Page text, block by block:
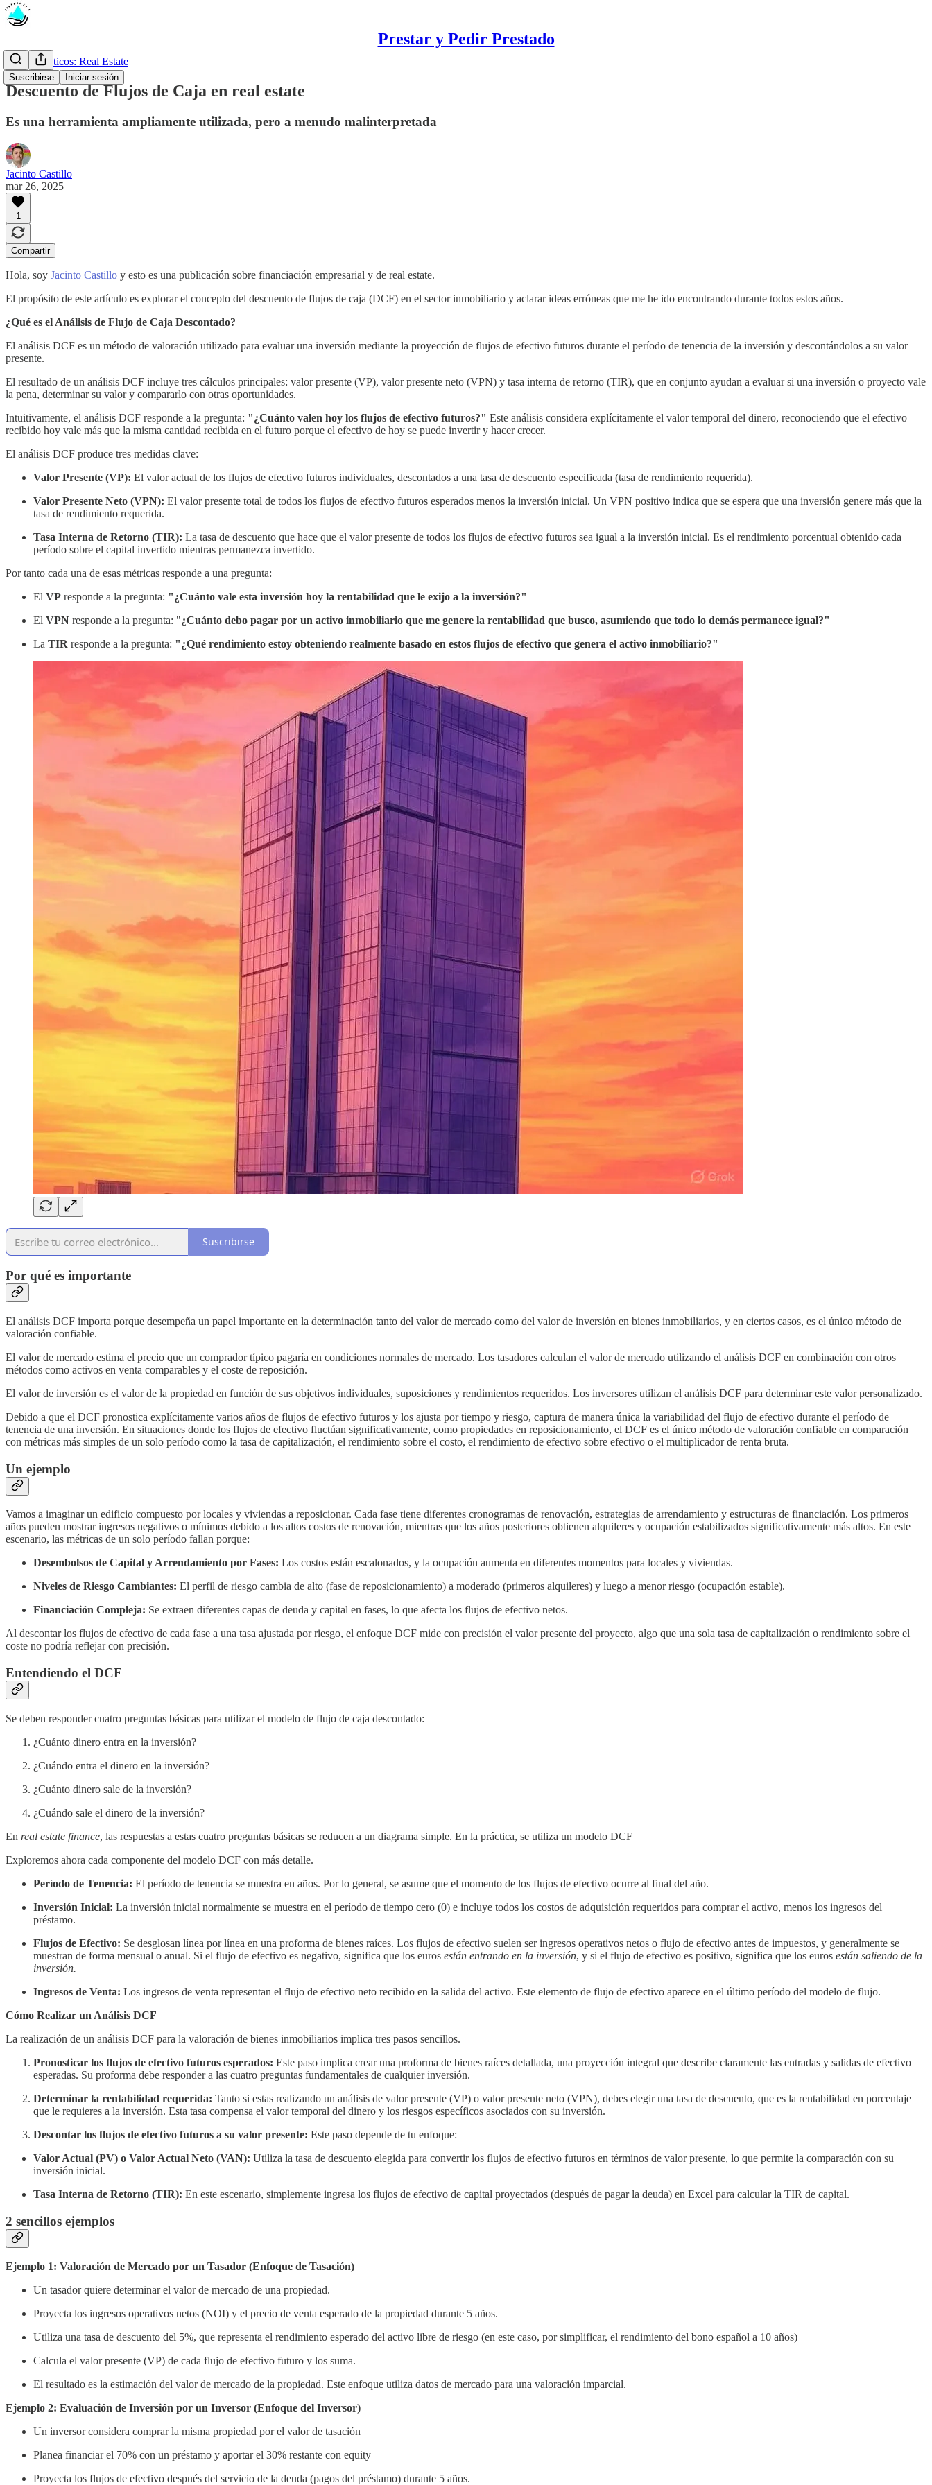
Prestar y Pedir Prestado
Suscribirse Iniciar sesión
Casos prácticos: Real Estate
Descuento de Flujos de Caja en real estate
Es una herramienta ampliamente utilizada, pero a menudo malinterpretada
Jacinto Castillo
mar 26, 2025
1
Compartir
Hola, soy Jacinto Castillo y esto es una publicación sobre financiación empresarial y de real estate.
El propósito de este artículo es explorar el concepto del descuento de flujos de caja (DCF) en el sector inmobiliario y aclarar ideas erróneas que me he ido encontrando durante todos estos años.
¿Qué es el Análisis de Flujo de Caja Descontado?
El análisis DCF es un método de valoración utilizado para evaluar una inversión mediante la proyección de flujos de efectivo futuros durante el período de tenencia de la inversión y descontándolos a su valor
presente.
El resultado de un análisis DCF incluye tres cálculos principales: valor presente (VP), valor presente neto (VPN) y tasa interna de retorno (TIR), que en conjunto ayudan a evaluar si una inversión o proyecto vale
la pena, determinar su valor y compararlo con otras oportunidades.
Intuitivamente, el análisis DCF responde a la pregunta: "¿Cuánto valen hoy los flujos de efectivo futuros?" Este análisis considera explícitamente el valor temporal del dinero, reconociendo que el efectivo
recibido hoy vale más que la misma cantidad recibida en el futuro porque el efectivo de hoy se puede invertir y hacer crecer.
El análisis DCF produce tres medidas clave:
Valor Presente (VP): El valor actual de los flujos de efectivo futuros individuales, descontados a una tasa de descuento especificada (tasa de rendimiento requerida).
Valor Presente Neto (VPN): El valor presente total de todos los flujos de efectivo futuros esperados menos la inversión inicial. Un VPN positivo indica que se espera que una inversión genere más que la
tasa de rendimiento requerida.
Tasa Interna de Retorno (TIR): La tasa de descuento que hace que el valor presente de todos los flujos de efectivo futuros sea igual a la inversión inicial. Es el rendimiento porcentual obtenido cada
período sobre el capital invertido mientras permanezca invertido.
Por tanto cada una de esas métricas responde a una pregunta:
El VP responde a la pregunta: "¿Cuánto vale esta inversión hoy la rentabilidad que le exijo a la inversión?"
El VPN responde a la pregunta: "¿Cuánto debo pagar por un activo inmobiliario que me genere la rentabilidad que busco, asumiendo que todo lo demás permanece igual?"
La TIR responde a la pregunta: "¿Qué rendimiento estoy obteniendo realmente basado en estos flujos de efectivo que genera el activo inmobiliario?"
Suscribirse
Por qué es importante
El análisis DCF importa porque desempeña un papel importante en la determinación tanto del valor de mercado como del valor de inversión en bienes inmobiliarios, y en ciertos casos, es el único método de
valoración confiable.
El valor de mercado estima el precio que un comprador típico pagaría en condiciones normales de mercado. Los tasadores calculan el valor de mercado utilizando el análisis DCF en combinación con otros
métodos como activos en venta comparables y el coste de reposición.
El valor de inversión es el valor de la propiedad en función de sus objetivos individuales, suposiciones y rendimientos requeridos. Los inversores utilizan el análisis DCF para determinar este valor personalizado.
Debido a que el DCF pronostica explícitamente varios años de flujos de efectivo futuros y los ajusta por tiempo y riesgo, captura de manera única la variabilidad del flujo de efectivo durante el período de
tenencia de una inversión. En situaciones donde los flujos de efectivo fluctúan significativamente, como propiedades en reposicionamiento, el DCF es el único método de valoración confiable en comparación
con métricas más simples de un solo período como la tasa de capitalización, el rendimiento sobre el costo, el rendimiento de efectivo sobre efectivo o el multiplicador de renta bruta.
Un ejemplo
Vamos a imaginar un edificio compuesto por locales y viviendas a reposicionar. Cada fase tiene diferentes cronogramas de renovación, estrategias de arrendamiento y estructuras de financiación. Los primeros
años pueden mostrar ingresos negativos o mínimos debido a los altos costos de renovación, mientras que los años posteriores obtienen alquileres y ocupación estabilizados significativamente más altos. En este
escenario, las métricas de un solo período fallan porque:
Desembolsos de Capital y Arrendamiento por Fases: Los costos están escalonados, y la ocupación aumenta en diferentes momentos para locales y viviendas.
Niveles de Riesgo Cambiantes: El perfil de riesgo cambia de alto (fase de reposicionamiento) a moderado (primeros alquileres) y luego a menor riesgo (ocupación estable).
Financiación Compleja: Se extraen diferentes capas de deuda y capital en fases, lo que afecta los flujos de efectivo netos.
Al descontar los flujos de efectivo de cada fase a una tasa ajustada por riesgo, el enfoque DCF mide con precisión el valor presente del proyecto, algo que una sola tasa de capitalización o rendimiento sobre el
coste no podría reflejar con precisión.
Entendiendo el DCF
Se deben responder cuatro preguntas básicas para utilizar el modelo de flujo de caja descontado:
¿Cuánto dinero entra en la inversión?
¿Cuándo entra el dinero en la inversión?
¿Cuánto dinero sale de la inversión?
¿Cuándo sale el dinero de la inversión?
En real estate finance, las respuestas a estas cuatro preguntas básicas se reducen a un diagrama simple. En la práctica, se utiliza un modelo DCF
Exploremos ahora cada componente del modelo DCF con más detalle.
Período de Tenencia: El período de tenencia se muestra en años. Por lo general, se asume que el momento de los flujos de efectivo ocurre al final del año.
Inversión Inicial: La inversión inicial normalmente se muestra en el período de tiempo cero (0) e incluye todos los costos de adquisición requeridos para comprar el activo, menos los ingresos del
préstamo.
Flujos de Efectivo: Se desglosan línea por línea en una proforma de bienes raíces. Los flujos de efectivo suelen ser ingresos operativos netos o flujo de efectivo antes de impuestos, y generalmente se
muestran de forma mensual o anual. Si el flujo de efectivo es negativo, significa que los euros están entrando en la inversión, y si el flujo de efectivo es positivo, significa que los euros están saliendo de la
inversión.
Ingresos de Venta: Los ingresos de venta representan el flujo de efectivo neto recibido en la salida del activo. Este elemento de flujo de efectivo aparece en el último período del modelo de flujo.
Cómo Realizar un Análisis DCF
La realización de un análisis DCF para la valoración de bienes inmobiliarios implica tres pasos sencillos.
Pronosticar los flujos de efectivo futuros esperados: Este paso implica crear una proforma de bienes raíces detallada, una proyección integral que describe claramente las entradas y salidas de efectivo
esperadas. Su proforma debe responder a las cuatro preguntas fundamentales de cualquier inversión.
Determinar la rentabilidad requerida: Tanto si estas realizando un análisis de valor presente (VP) o valor presente neto (VPN), debes elegir una tasa de descuento, que es la rentabilidad en porcentaje
que le requieres a la inversión. Esta tasa compensa el valor temporal del dinero y los riesgos específicos asociados con su inversión.
Descontar los flujos de efectivo futuros a su valor presente: Este paso depende de tu enfoque:
Valor Actual (PV) o Valor Actual Neto (VAN): Utiliza la tasa de descuento elegida para convertir los flujos de efectivo futuros en términos de valor presente, lo que permite la comparación con su
inversión inicial.
Tasa Interna de Retorno (TIR): En este escenario, simplemente ingresa los flujos de efectivo de capital proyectados (después de pagar la deuda) en Excel para calcular la TIR de capital.
2 sencillos ejemplos
Ejemplo 1: Valoración de Mercado por un Tasador (Enfoque de Tasación)
Un tasador quiere determinar el valor de mercado de una propiedad.
Proyecta los ingresos operativos netos (NOI) y el precio de venta esperado de la propiedad durante 5 años.
Utiliza una tasa de descuento del 5%, que representa el rendimiento esperado del activo libre de riesgo (en este caso, por simplificar, el rendimiento del bono español a 10 años)
Calcula el valor presente (VP) de cada flujo de efectivo futuro y los suma.
El resultado es la estimación del valor de mercado de la propiedad. Este enfoque utiliza datos de mercado para una valoración imparcial.
Ejemplo 2: Evaluación de Inversión por un Inversor (Enfoque del Inversor)
Un inversor considera comprar la misma propiedad por el valor de tasación
Planea financiar el 70% con un préstamo y aportar el 30% restante con equity
Proyecta los flujos de efectivo después del servicio de la deuda (pagos del préstamo) durante 5 años.